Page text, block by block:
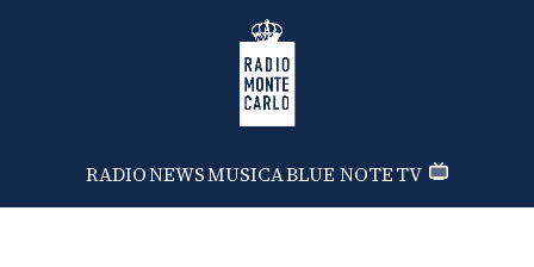
Radio Monte Carlo
RADIONEWSMUSICABLUE NOTETV